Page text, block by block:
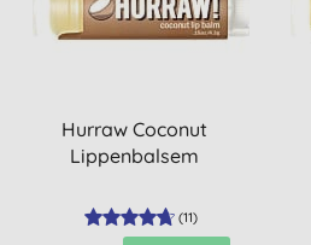
Hurraw Coconut
Lippenbalsem
(11)